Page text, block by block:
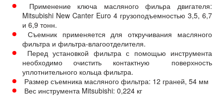
Применение ключа масляного фильра двигателя:
Mitsubishi New Canter Euro 4 грузоподъемностью 3,5, 6,7
и 6,9 тонн.
Съемник применяется для откручивания масляного
фильтра и фильтра-влагоотделителя.
Перед установкой фильтра с помощью инструмента
необходимо очистить контактную поверхность
уплотнительного кольца фильтра.
Размер съемника масляного фильтра: 12 граней, 54 мм
Вес инструмента Mitsubishi: 0,224 кг